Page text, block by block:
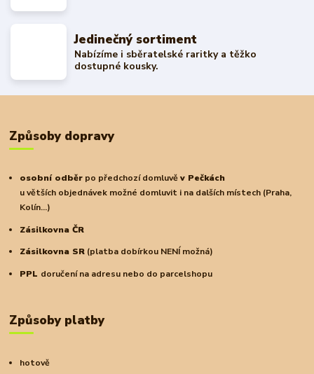
Jedinečný sortiment
Nabízíme i sběratelské raritky a těžko
dostupné kousky.
Způsoby dopravy
osobní odběr po předchozí domluvěv Pečkách
u větších objednávek možné domluvit i na dalších místech (Praha,
Kolín...)
Zásilkovna ČR
Zásilkovna SR (platba dobírkou NENÍ možná)
PPL doručení na adresu nebo do parcelshopu
Způsoby platby
hotově